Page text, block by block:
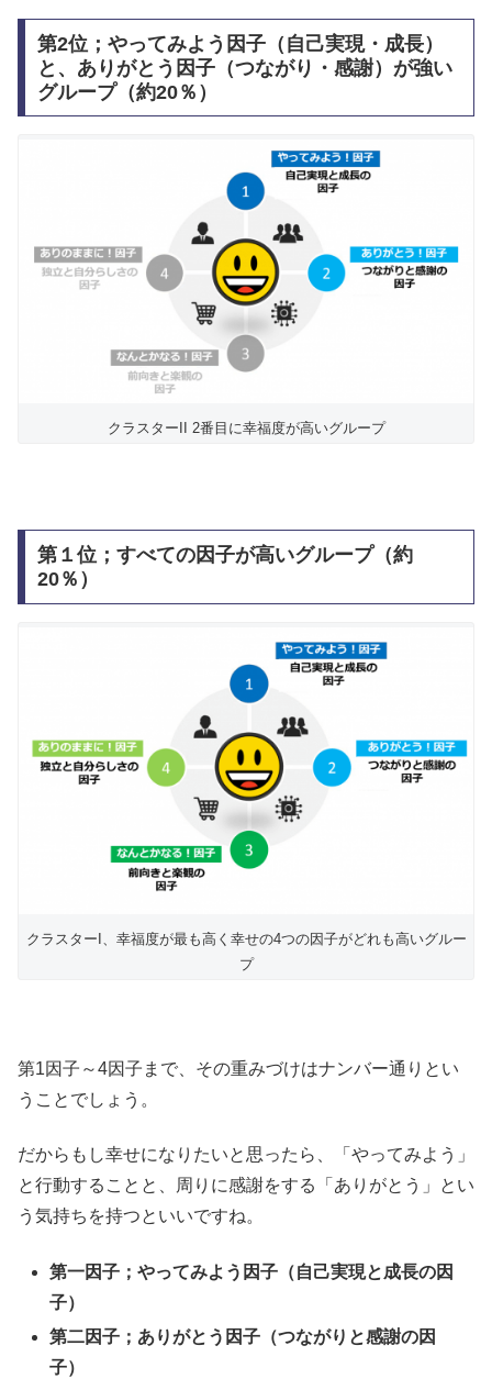
第2位；やってみよう因子（自己実現・成長）
と、ありがとう因子（つながり・感謝）が強い
グループ（約20％）
クラスターII 2番目に幸福度が高いグループ
第１位；すべての因子が高いグループ（約
20％）
クラスターI、幸福度が最も高く幸せの4つの因子がどれも高いグルー
プ
第1因子～4因子まで、その重みづけはナンバー通りとい
うことでしょう。
だからもし幸せになりたいと思ったら、「やってみよう」
と行動することと、周りに感謝をする「ありがとう」とい
う気持ちを持つといいですね。
第一因子；やってみよう因子（自己実現と成長の因
子）
第二因子；ありがとう因子（つながりと感謝の因
子）